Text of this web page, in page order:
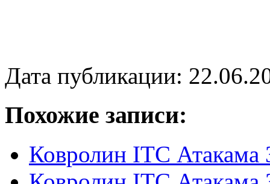
Дата публикации:
Похожие записи:
Ковролин ITC Атакама